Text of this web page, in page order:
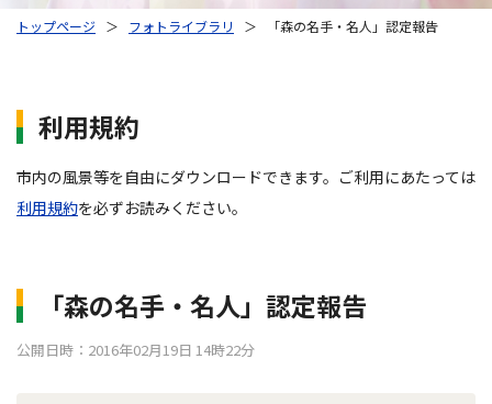
トップページ ＞ フォトライブラリ ＞ 「森の名手・名人」認定報告
利用規約
市内の風景等を自由にダウンロードできます。ご利用にあたっては
利用規約を必ずお読みください。
「森の名手・名人」認定報告
公開日時：2016年02月19日 14時22分